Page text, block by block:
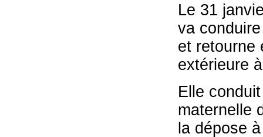
Le 31
va
et retourne
extérieure
Elle
maternelle
la dépose